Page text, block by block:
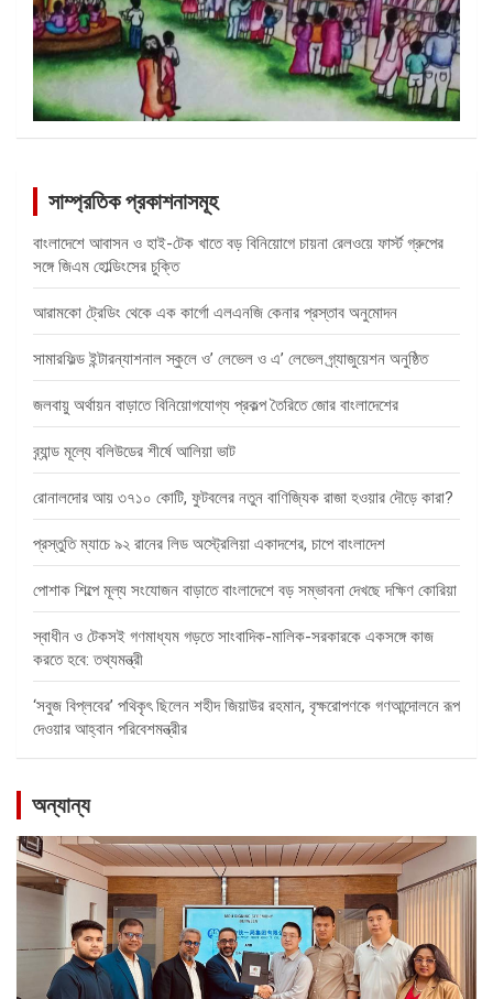
সাম্প্রতিক প্রকাশনাসমূহ
বাংলাদেশে আবাসন ও হাই-টেক খাতে বড় বিনিয়োগে চায়না রেলওয়ে ফার্স্ট গ্রুপের
সঙ্গে জিএম হোল্ডিংসের চুক্তি
আরামকো ট্রেডিং থেকে এক কার্গো এলএনজি কেনার প্রস্তাব অনুমোদন
সামারফিল্ড ইন্টারন্যাশনাল স্কুলে ও’ লেভেল ও এ’ লেভেল গ্র্যাজুয়েশন অনুষ্ঠিত
জলবায়ু অর্থায়ন বাড়াতে বিনিয়োগযোগ্য প্রকল্প তৈরিতে জোর বাংলাদেশের
ব্র্যান্ড মূল্যে বলিউডের শীর্ষে আলিয়া ভাট
রোনালদোর আয় ৩৭১০ কোটি, ফুটবলের নতুন বাণিজ্যিক রাজা হওয়ার দৌড়ে কারা?
প্রস্তুতি ম্যাচে ৯২ রানের লিড অস্ট্রেলিয়া একাদশের, চাপে বাংলাদেশ
পোশাক শিল্পে মূল্য সংযোজন বাড়াতে বাংলাদেশে বড় সম্ভাবনা দেখছে দক্ষিণ কোরিয়া
স্বাধীন ও টেকসই গণমাধ্যম গড়তে সাংবাদিক-মালিক-সরকারকে একসঙ্গে কাজ
করতে হবে: তথ্যমন্ত্রী
‘সবুজ বিপ্লবের’ পথিকৃৎ ছিলেন শহীদ জিয়াউর রহমান, বৃক্ষরোপণকে গণআন্দোলনে রূপ
দেওয়ার আহ্বান পরিবেশমন্ত্রীর
অন্যান্য